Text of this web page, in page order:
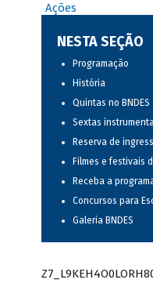
Ações
NESTA SEÇÃO
Programação
História
Quintas no BNDES
Sextas
Reserva de
Filmes e festivais
Receba a
Concursos para
Galeria BNDES